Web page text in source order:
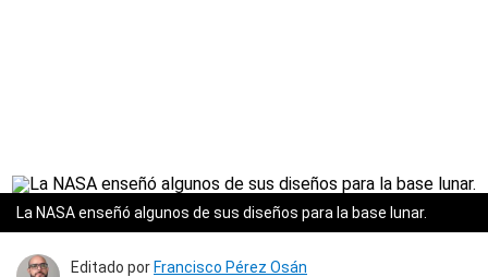
La NASA enseñó algunos de sus diseños para la base lunar.
Editado porFrancisco Pérez Osán